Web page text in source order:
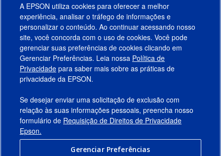
Informações de Segurança Importantes Sobre Ambientes de Uso de Projetores
Fixos ►
Produtos
Suporte
Links Sugeridos
Empresa
Conecte-se com a Epson
A EPSON utiliza cookies para oferecer a melhor
experiência, analisar o tráfego de informações e
personalizar o conteúdo. Ao continuar acessando nosso
site, você concorda com o uso de cookies. Você pode
gerenciar suas preferências de cookies clicando em
Gerenciar Preferências. Leia nossa Política de
Privacidade para saber mais sobre as práticas de
privacidade da EPSON.
Se desejar enviar uma solicitação de exclusão com
relação às suas informações pessoais, preencha nosso
formulário de Requisição de Direitos de Privacidade
Epson.
Gerenciar Preferências